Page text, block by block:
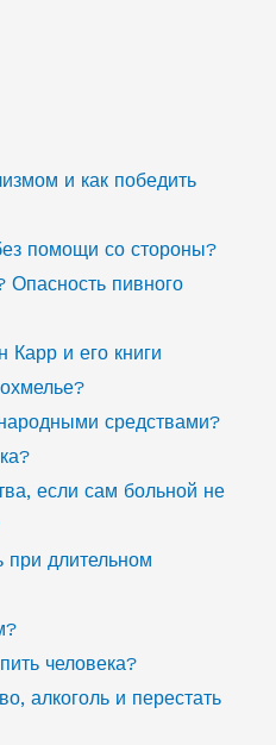
и как победить
помощи со стороны?
Опасность пивного
Карр и его книги
средствами?
если сам больной не
при длительном
человека?
алкоголь и перестать